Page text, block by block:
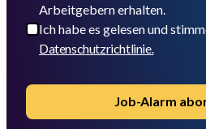
Arbeitgebern erhalten.
Ich habe es gelesen und
Datenschutzrichtlinie.
Job-Alarm